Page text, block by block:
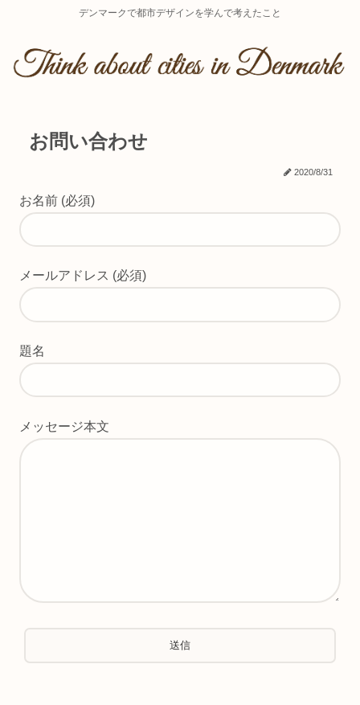
デンマークで都市デザインを学んで考えたこと
お問い合わせ
2020/8/31
お名前 (必須)
メールアドレス (必須)
題名
メッセージ本文